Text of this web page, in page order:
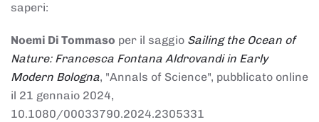
saperi:
Noemi Di Tommaso per il saggio Sailing the Ocean of
Nature: Francesca Fontana Aldrovandi in Early
Modern Bologna, "Annals of Science", pubblicato online
il 21 gennaio 2024,
10.1080/00033790.2024.2305331